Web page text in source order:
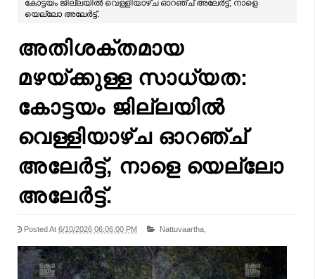
കോട്ടയം ജില്ലയിൽ വെള്ളിയാഴ്ച ഓറഞ്ച് അലേർട്ട്, നാളെ
യെല്ലോ അലേർട്ട്.
അതിശക്തമായ
മഴയ്ക്കുള്ള സാധ്യത:
കോട്ടയം ജില്ലയിൽ
വെള്ളിയാഴ്ച ഓറഞ്ച്
അലേർട്ട്, നാളെ യെല്ലോ
അലേർട്ട്.
Posted At 6/10/2026 06:06:00 PM Nattuvaartha,